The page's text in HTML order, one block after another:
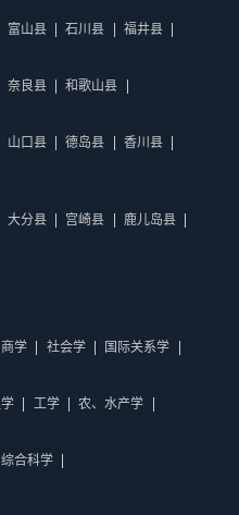
富山县 石川县 福井县
奈良县 和歌山县
山口县 德岛县
香川县
大分县 宫崎县
鹿儿岛县
学 社会学 国际关系学
工学 农、水产学
综合科学